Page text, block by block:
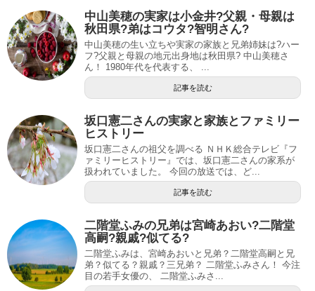
中山美穂の実家は小金井?父親・母親は
秋田県?弟はコウタ?智明さん?
中山美穂の生い立ちや実家の家族と兄弟姉妹は?ハー
フ?父親と母親の地元出身地は秋田県? 中山美穂さ
ん！ 1980年代を代表する、 ...
記事を読む
坂口憲二さんの実家と家族とファミリー
ヒストリー
坂口憲二さんの祖父を調べる ＮＨＫ総合テレビ『フ
ァミリーヒストリー』では、坂口憲二さんの家系が
扱われていました。 今回の放送では、ど...
記事を読む
二階堂ふみの兄弟は宮崎あおい?二階堂
高嗣?親戚?似てる?
二階堂ふみは、宮崎あおいと兄弟？二階堂高嗣と兄
弟？似てる？親戚？三兄弟？ 二階堂ふみさん！ 今注
目の若手女優の、 二階堂ふみさ...